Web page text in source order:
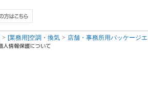
[業務用]空調・換気 店舗・事務所用パッケージ